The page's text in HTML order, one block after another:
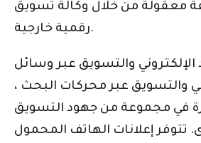
معقولة من خلال وكالة تسويق
رقمية خارجية.
الإلكتروني والتسويق عبر وسائل
والتسويق عبر محركات البحث ،
في مجموعة من جهود التسويق
تتوفر إعلانات الهاتف المحمول